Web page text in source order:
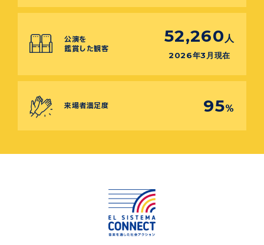
公演を
鑑賞した観客
52,260 人
2026年3月現在
来場者満足度 95%